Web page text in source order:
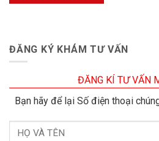
ĐĂNG KÝ KHÁM TƯ VẤN
ĐĂNG KÍ TƯ VẤN
Bạn hãy để lại Số điện thoại